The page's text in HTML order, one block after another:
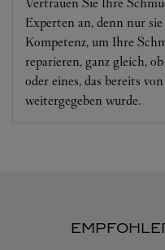
Experten an, denn nur
Kompetenz, um Ihre
reparieren, ganz gleich,
oder eines, das bereits
weitergegeben wurde.